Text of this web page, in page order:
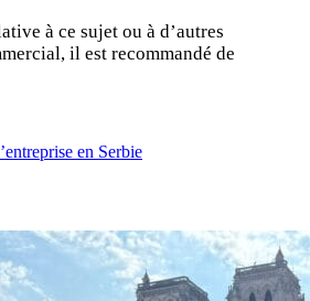
à ce sujet ou à d’autres
il est recommandé de
en Serbie